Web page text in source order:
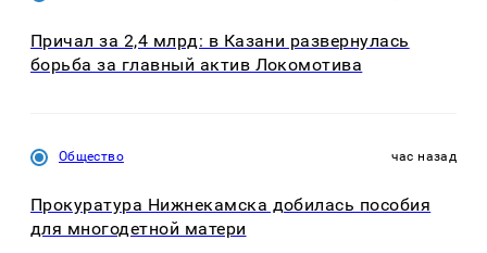
Причал за 2,4 млрд: в Казани развернулась
борьба за главный актив Локомотива
Общество час назад
Прокуратура Нижнекамска добилась пособия
для многодетной матери